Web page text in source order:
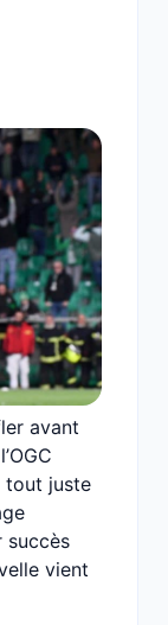
avant
tout juste
succès
vient